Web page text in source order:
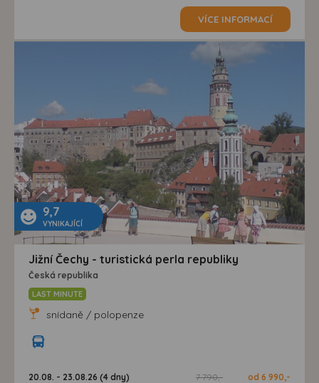
VÍCE INFORMACÍ
9,7
VYNIKAJÍCÍ
Jižní Čechy - turistická perla republiky
Česká republika
LAST MINUTE
snídaně / polopenze
20.08. - 23.08.26 (4 dny) 7 790,- od 6 990,-